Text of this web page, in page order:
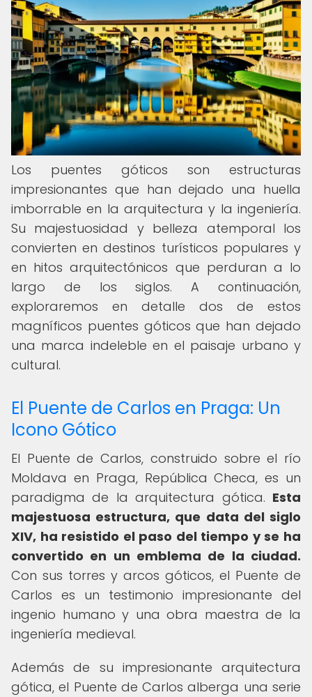
Los puentes góticos son estructuras
impresionantes que han dejado una huella
imborrable en la arquitectura y la ingeniería.
Su majestuosidad y belleza atemporal los
convierten en destinos turísticos populares y
en hitos arquitectónicos que perduran a lo
largo de los siglos. A continuación,
exploraremos en detalle dos de estos
magníficos puentes góticos que han dejado
una marca indeleble en el paisaje urbano y
cultural.
El Puente de Carlos en Praga: Un
Icono Gótico
El Puente de Carlos, construido sobre el río
Moldava en Praga, República Checa, es un
paradigma de la arquitectura gótica. Esta
majestuosa estructura, que data del siglo
XIV, ha resistido el paso del tiempo y se ha
convertido en un emblema de la ciudad.
Con sus torres y arcos góticos, el Puente de
Carlos es un testimonio impresionante del
ingenio humano y una obra maestra de la
ingeniería medieval.
Además de su impresionante arquitectura
gótica, el Puente de Carlos alberga una serie